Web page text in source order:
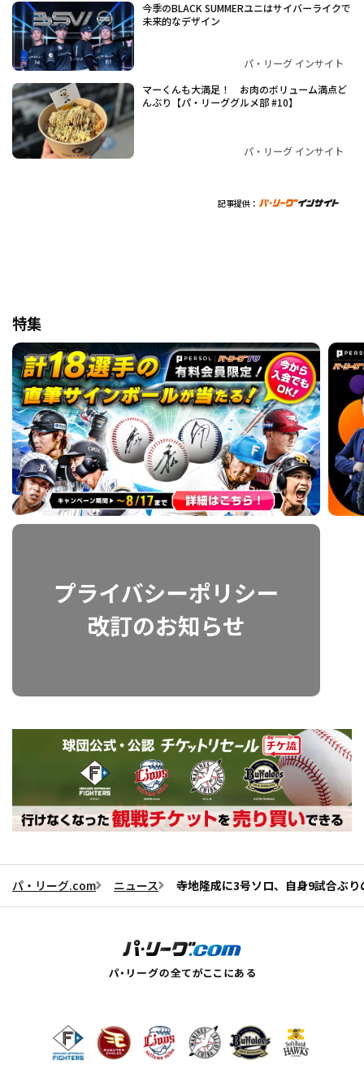
今季のBLACK SUMMERユニはサイバーライクで
未来的なデザイン
パ・リーグ インサイト
マーくんも大満足！ お肉のボリューム満点ど
んぶり【パ・リーググルメ部 #10】
パ・リーグ インサイト
記事提供：
特集
パ・リーグ.com ニュース 寺地隆成に3号ソロ、自身9試合ぶ